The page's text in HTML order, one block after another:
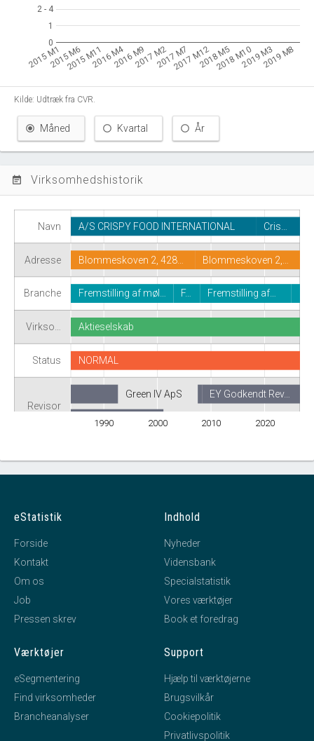
2015 M12015 M62015 M112016 M42016 M92017 M22017 M72017 M122018 M52018 M102019 M32019 M8
0
0
11
2 - 4
2 - 4
Kilde: Udtræk fra CVR.
Måned Kvartal År
event_note Virksomhedshistorik
1990 2000 2010 2020
Navn
Adresse
Branche
Virkso…
Status
Revisor
A/S CRISPY FOOD INTERNATIONAL Cris…
Blommeskoven 2, 428… Blommeskoven 2,…
Fremstilling af møl… F… Fremstilling af…
Aktieselskab
NORMAL
Green IV ApS
DELOITTE STAT…
EY Godkendt Rev…
eStatistik
Forside
Kontakt
Om os
Job
Pressen skrev
Indhold
Nyheder
Vidensbank
Specialstatistik
Vores værktøjer
Book et foredrag
Værktøjer
eSegmentering
Find virksomheder
Brancheanalyser
Support
Hjælp til værktøjerne
Brugsvilkår
Cookiepolitik
Privatlivspolitik